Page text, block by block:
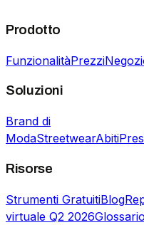
Prodotto
FunzionalitàPrezzi
Soluzioni
Brand di
ModaStreetwearAbiti
Risorse
Strumenti GratuitiBlog
virtuale Q2 2026Glossario